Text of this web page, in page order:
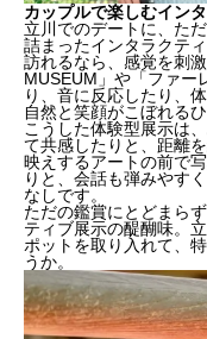
カップルで楽しむイン
立川でのデートに、た
詰まったインタラクテ
訪れるなら、感覚を刺
MUSEUM」や「ファー
り、音に反応したり、
自然と笑顔がこぼれる
こうした体験型展示は
て共感したりと、距離
映えするアートの前で
りと、会話も弾みやす
なしです。
ただの鑑賞にとどまら
ティブ展示の醍醐味。
ポットを取り入れて、
うか。
現代アートが楽し